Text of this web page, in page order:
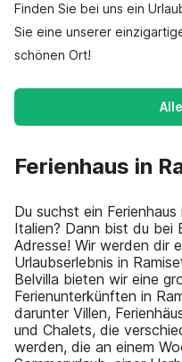
Finden Sie bei uns ein
Sie eine unserer
schönen Ort!
Ferienhaus in
Du suchst ein
Italien? Dann bist du bei
Adresse! Wir werden dir
Urlaubserlebnis in
Belvilla bieten wir eine
Ferienunterkünften in
darunter Villen,
und Chalets, die
werden, die an einem